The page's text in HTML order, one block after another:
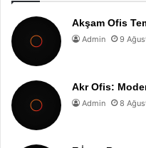
Akşam Ofis
Admin 9
Akr Ofis:
Admin 8